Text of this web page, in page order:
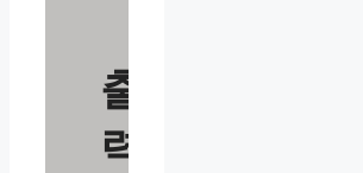
출
력